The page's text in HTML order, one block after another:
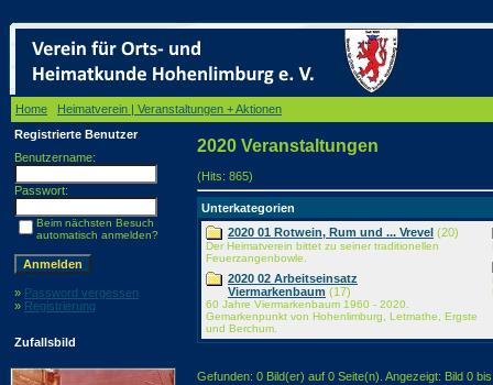
Home Heimatverein | Veranstaltungen + Aktionen
Registrierte Benutzer
Benutzername:
Passwort:
Beim nächsten Besuch
automatisch anmelden?
» Password vergessen
» Registrierung
Zufallsbild
2020 Veranstaltungen
(Hits: 865)
Unterkategorien
2020 01 Rotwein, Rum und ... Vrevel (20)
Der Heimatverein bittet zu seiner traditionellen
Feuerzangenbowle.
2020 02 Arbeitseinsatz
Viermarkenbaum (17)
60 Jahre Viermarkenbaum 1960 - 2020.
Gemarkenpunkt von Hohenlimburg, Letmathe, Ergste
und Berchum.
Gefunden: 0 Bild(er) auf 0 Seite(n). Angezeigt: Bild 0